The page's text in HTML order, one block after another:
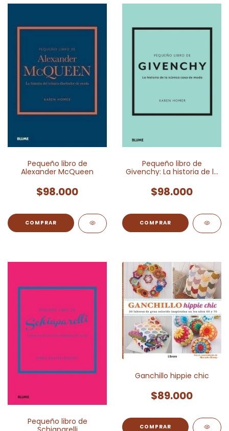
Pequeño libro de
Alexander McQueen
$98.000
Pequeño libro de
Givenchy: La historia de la
$98.000
Pequeño libro de
Ganchillo hippie chic
$89.000